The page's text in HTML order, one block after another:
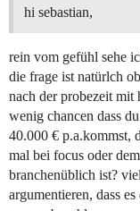
hi sebastian,
rein vom gefühl sehe
die frage ist natürlch
nach der probezeit mit
wenig chancen dass
40.000 € p.a.kommst,
mal bei focus oder
branchenüblich ist?
argumentieren, dass